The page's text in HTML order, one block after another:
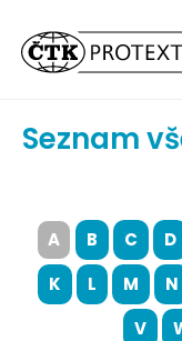
Seznam
A B C D
K
L M N
V